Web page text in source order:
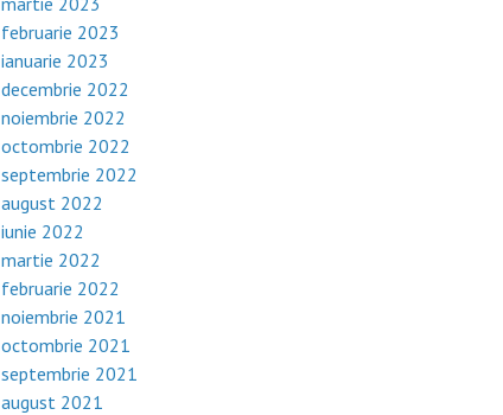
februarie 2023
ianuarie 2023
decembrie 2022
noiembrie 2022
octombrie 2022
septembrie 2022
august 2022
iunie 2022
martie 2022
februarie 2022
noiembrie 2021
octombrie 2021
septembrie 2021
august 2021